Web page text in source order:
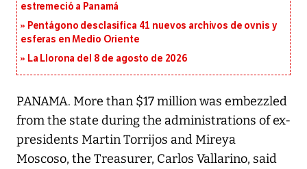
estremeció a Panamá
Pentágono desclasifica 41 nuevos archivos de ovnis y
esferas en Medio Oriente
La Llorona del 8 de agosto de 2026
PANAMA. More than $17 million was embezzled
from the state during the administrations of ex-
presidents Martin Torrijos and Mireya
Moscoso, the Treasurer, Carlos Vallarino, said